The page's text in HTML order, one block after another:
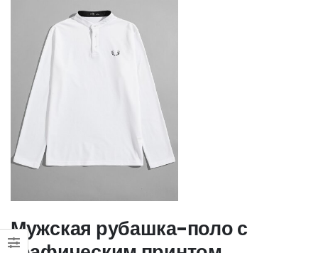
Мужская рубашка-поло с